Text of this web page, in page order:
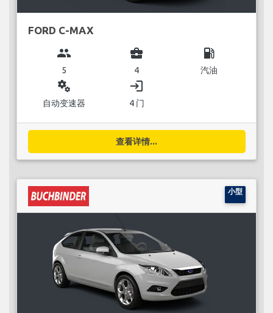
FORD C-MAX
group
5
business_center
4
local_gas_station
汽油
miscellaneous_services
自动变速器
login
4 门
查看详情...
小型